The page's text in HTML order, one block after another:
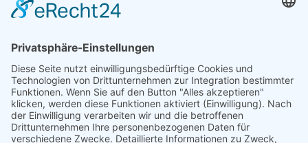
Erster Bürgermeister Eresing
86922 Eresing
Telefon:+49(0)8193 - 5456
Email:klotz@vg-windach.de
Sprechzeiten Bürgermeister